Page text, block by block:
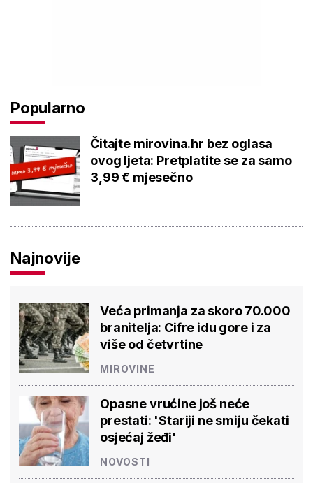
Popularno
Čitajte mirovina.hr bez oglasa
ovog ljeta: Pretplatite se za samo
3,99 € mjesečno
Najnovije
Veća primanja za skoro 70.000
branitelja: Cifre idu gore i za
više od četvrtine
MIROVINE
Opasne vrućine još neće
prestati: 'Stariji ne smiju čekati
osjećaj žeđi'
NOVOSTI